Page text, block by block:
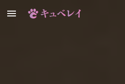
Skip to main content